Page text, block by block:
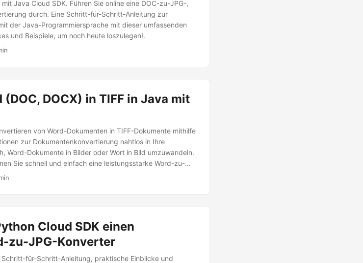
Java Cloud SDK. Führen Sie online eine DOC-zu-JPG-,
durch. Eine Schritt-für-Schritt-Anleitung zur
der Java-Programmiersprache mit dieser umfassenden
und Beispiele, um noch heute loszulegen!.
DOCX) in TIFF in Java mit
von Word-Dokumenten in TIFF-Dokumente mithilfe
zur Dokumentenkonvertierung nahtlos in Ihre
Word-Dokumente in Bilder oder Wort in Bild umzuwandeln.
Sie schnell und einfach eine leistungsstarke Word-zu-
implementieren.
Cloud SDK einen
zu-JPG-Konverter
für-Schritt-Anleitung, praktische Einblicke und